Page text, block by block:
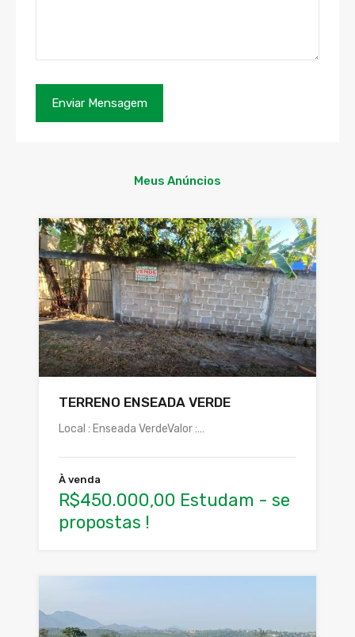
Meus Anúncios
TERRENO ENSEADA VERDE
Local : Enseada VerdeValor :…
À venda
R$450.000,00 Estudam - se
propostas !